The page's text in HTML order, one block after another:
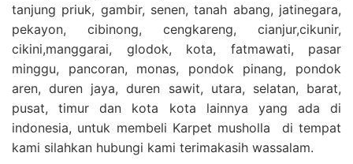
tanjung priuk, gambir, senen, tanah abang, jatinegara,
pekayon, cibinong, cengkareng, cianjur,cikunir,
cikini,manggarai, glodok, kota, fatmawati, pasar
minggu, pancoran, monas, pondok pinang, pondok
aren, duren jaya, duren sawit, utara, selatan, barat,
pusat, timur dan kota kota lainnya yang ada di
indonesia, untuk membeli Karpet musholla di tempat
kami silahkan hubungi kami terimakasih wassalam.